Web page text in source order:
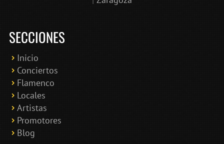
SECCIONES
Inicio
Conciertos
Flamenco
Locales
Artistas
Promotores
Blog